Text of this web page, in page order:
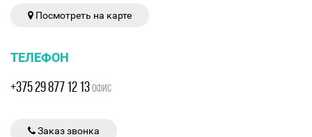
Посмотреть на карте
ТЕЛЕФОН
+375 29 877 12 13ОФИС
Заказ звонка